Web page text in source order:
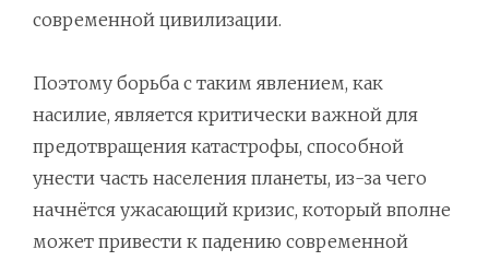
современной цивилизации.
Поэтому борьба с таким явлением, как
насилие, является критически важной для
предотвращения катастрофы, способной
унести часть населения планеты, из-за чего
начнётся ужасающий кризис, который вполне
может привести к падению современной